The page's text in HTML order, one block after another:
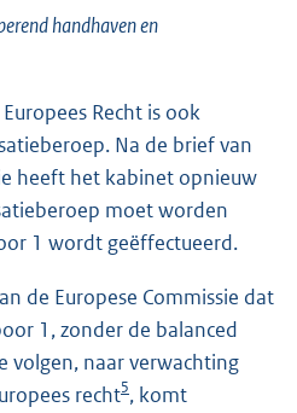
handhaven en
Recht is ook
Na de brief van
heeft het kabinet opnieuw
moet worden
1 wordt geëffectueerd.
de Europese Commissie dat
1, zonder de balanced
volgen, naar verwachting
recht5, komt